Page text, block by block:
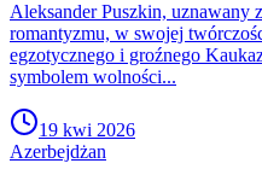
Aleksander Puszkin, uznawany
romantyzmu, w swojej
egzotycznego i groźnego
symbolem wolności...
19 kwi 2026
Azerbejdżan